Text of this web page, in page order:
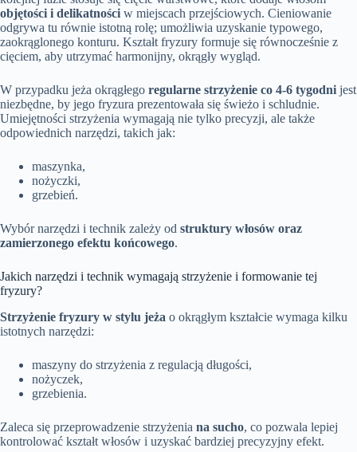
objętości i delikatności w miejscach przejściowych. Cieniowanie
odgrywa tu równie istotną rolę; umożliwia uzyskanie typowego,
zaokrąglonego konturu. Kształt fryzury formuje się równocześnie z
cięciem, aby utrzymać harmonijny, okrągły wygląd.
W przypadku jeża okrągłego regularne strzyżenie co 4-6 tygodni jest
niezbędne, by jego fryzura prezentowała się świeżo i schludnie.
Umiejętności strzyżenia wymagają nie tylko precyzji, ale także
odpowiednich narzędzi, takich jak:
maszynka,
nożyczki,
grzebień.
Wybór narzędzi i technik zależy od struktury włosów oraz
zamierzonego efektu końcowego.
Jakich narzędzi i technik wymagają strzyżenie i formowanie tej
fryzury?
Strzyżenie fryzury w stylu jeża o okrągłym kształcie wymaga kilku
istotnych narzędzi:
maszyny do strzyżenia z regulacją długości,
nożyczek,
grzebienia.
Zaleca się przeprowadzenie strzyżenia na sucho, co pozwala lepiej
kontrolować kształt włosów i uzyskać bardziej precyzyjny efekt.